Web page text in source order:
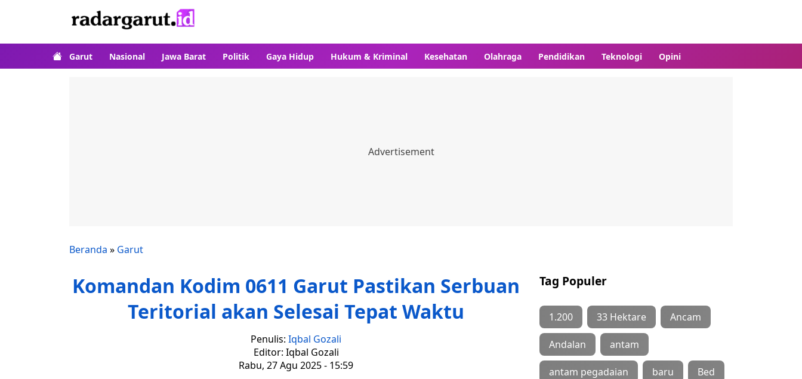
Garut Nasional Jawa Barat Politik Gaya Hidup Hukum & Kriminal Kesehatan Olahraga Pendidikan Teknologi Opini
Beranda » Garut
Komandan Kodim 0611 Garut Pastikan Serbuan
Teritorial akan Selesai Tepat Waktu
Penulis: Iqbal Gozali
Editor: Iqbal Gozali
Rabu, 27 Agu 2025 - 15:59
Tag Populer
1.200 33 Hektare Ancam
Andalan antam
antam pegadaian baru Bed